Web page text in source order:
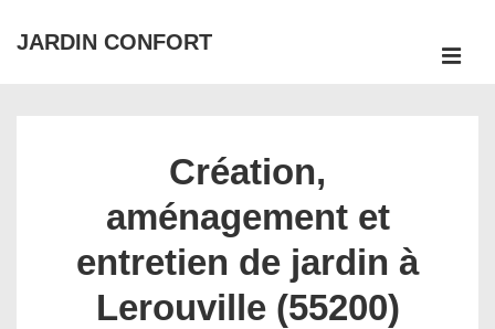
passer
JARDIN CONFORT
Création,
aménagement et
entretien de jardin à
Lerouville (55200)